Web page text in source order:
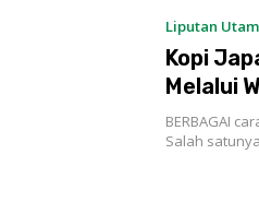
Liputan
Kopi
Melalui
BERBAGAI
Salah